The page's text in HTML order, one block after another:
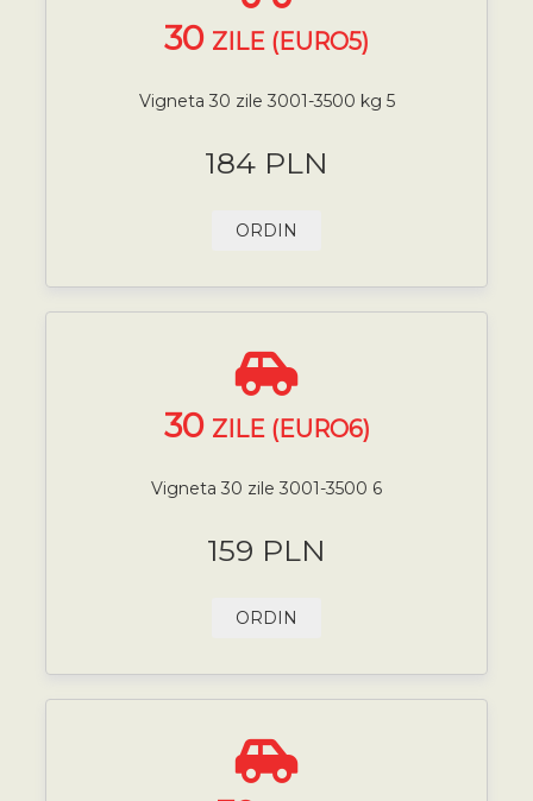
30 ZILE (EURO5)
Vigneta 30 zile 3001-3500 kg 5
184 PLN
ORDIN
30 ZILE (EURO6)
Vigneta 30 zile 3001-3500 6
159 PLN
ORDIN